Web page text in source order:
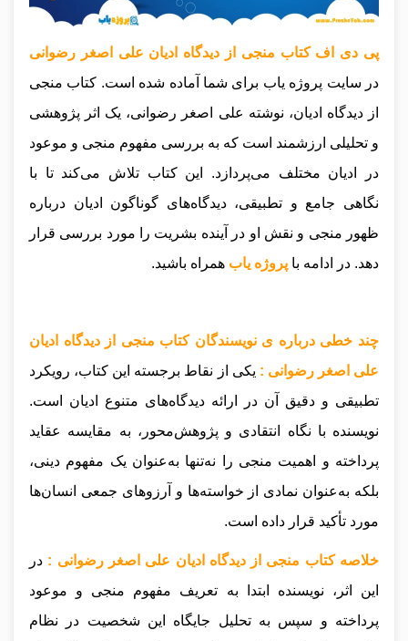
پی دی اف کتاب منجی از دیدگاه ادیان علی اصغر رضوانی
در سایت پروژه یاب برای شما آماده شده است. کتاب منجی
از دیدگاه ادیان، نوشته علی اصغر رضوانی، یک اثر پژوهشی
و تحلیلی ارزشمند است که به بررسی مفهوم منجی و موعود
در ادیان مختلف می‌پردازد. این کتاب تلاش می‌کند تا با
نگاهی جامع و تطبیقی، دیدگاه‌های گوناگون ادیان درباره
ظهور منجی و نقش او در آینده بشریت را مورد بررسی قرار
دهد. در ادامه با پروژه یاب همراه باشید.
چند خطی درباره ی نویسندگان کتاب منجی از دیدگاه ادیان
علی اصغر رضوانی : یکی از نقاط برجسته این کتاب، رویکرد
تطبیقی و دقیق آن در ارائه دیدگاه‌های متنوع ادیان است.
نویسنده با نگاه انتقادی و پژوهش‌محور، به مقایسه عقاید
پرداخته و اهمیت منجی را نه‌تنها به‌عنوان یک مفهوم دینی،
بلکه به‌عنوان نمادی از خواسته‌ها و آرزوهای جمعی انسان‌ها
مورد تأکید قرار داده است.
خلاصه کتاب منجی از دیدگاه ادیان علی اصغر رضوانی : در
این اثر، نویسنده ابتدا به تعریف مفهوم منجی و موعود
پرداخته و سپس به تحلیل جایگاه این شخصیت در نظام